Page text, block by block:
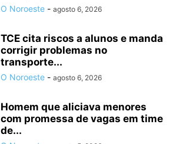
O Noroeste - agosto 6, 2026
TCE cita riscos a alunos e manda
corrigir problemas no
transporte...
O Noroeste - agosto 6, 2026
Homem que aliciava menores
com promessa de vagas em time
de...